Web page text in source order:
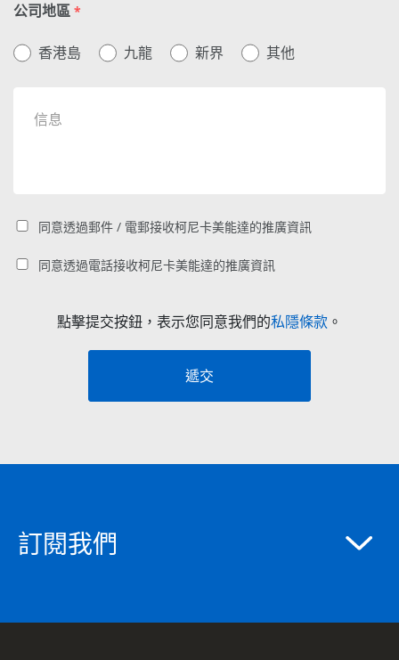
公司地區 *
香港島 九龍 新界 其他
同意透過郵件 / 電郵接收柯尼卡美能達的推廣資訊
同意透過電話接收柯尼卡美能達的推廣資訊
點擊提交按鈕，表示您同意我們的私隱條款 。
遞交
訂閱我們